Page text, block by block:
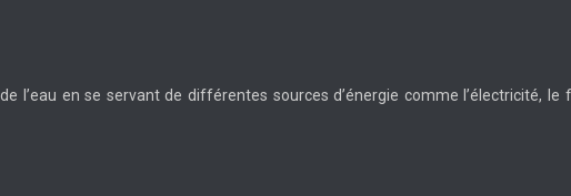
en se servant de différentes sources d’énergie comme l’électricité,